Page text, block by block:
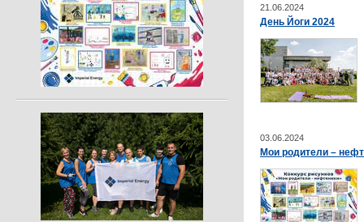
21.06.2024
День Йоги 2024
03.06.2024
Мои родители –